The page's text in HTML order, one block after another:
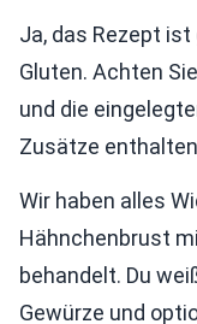
Ja, das Rezept
Gluten. Achten
und die
Zusätze
Wir haben alles
Hähnchenbrust
behandelt. Du
Gewürze und